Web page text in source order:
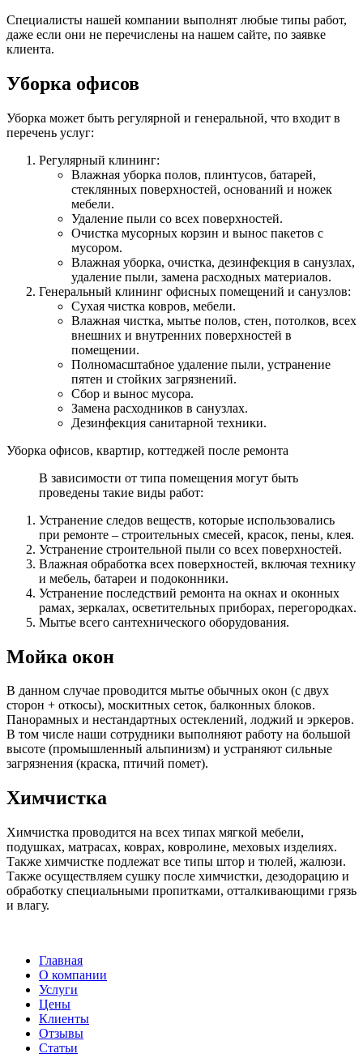
Специалисты нашей компании выполнят любые типы работ,
даже если они не перечислены на нашем сайте, по заявке
клиента.
Уборка офисов
Уборка может быть регулярной и генеральной, что входит в
перечень услуг:
Регулярный клининг:
Влажная уборка полов, плинтусов, батарей,
стеклянных поверхностей, оснований и ножек
мебели.
Удаление пыли со всех поверхностей.
Очистка мусорных корзин и вынос пакетов с
мусором.
Влажная уборка, очистка, дезинфекция в санузлах,
удаление пыли, замена расходных материалов.
Генеральный клининг офисных помещений и санузлов:
Сухая чистка ковров, мебели.
Влажная чистка, мытье полов, стен, потолков, всех
внешних и внутренних поверхностей в
помещении.
Полномасштабное удаление пыли, устранение
пятен и стойких загрязнений.
Сбор и вынос мусора.
Замена расходников в санузлах.
Дезинфекция санитарной техники.
Уборка офисов, квартир, коттеджей после ремонта
В зависимости от типа помещения могут быть
проведены такие виды работ:
Устранение следов веществ, которые использовались
при ремонте – строительных смесей, красок, пены, клея.
Устранение строительной пыли со всех поверхностей.
Влажная обработка всех поверхностей, включая технику
и мебель, батареи и подоконники.
Устранение последствий ремонта на окнах и оконных
рамах, зеркалах, осветительных приборах, перегородках.
Мытье всего сантехнического оборудования.
Мойка окон
В данном случае проводится мытье обычных окон (с двух
сторон + откосы), москитных сеток, балконных блоков.
Панорамных и нестандартных остеклений, лоджий и эркеров.
В том числе наши сотрудники выполняют работу на большой
высоте (промышленный альпинизм) и устраняют сильные
загрязнения (краска, птичий помет).
Химчистка
Химчистка проводится на всех типах мягкой мебели,
подушках, матрасах, коврах, ковролине, меховых изделиях.
Также химчистке подлежат все типы штор и тюлей, жалюзи.
Также осуществляем сушку после химчистки, дезодорацию и
обработку специальными пропитками, отталкивающими грязь
и влагу.
Главная
О компании
Услуги
Цены
Клиенты
Отзывы
Статьи